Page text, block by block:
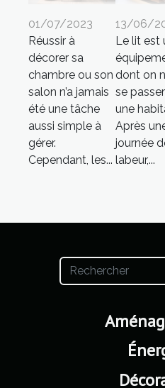
01/07/2023
Réussir à
décorer sa
chambre ou son
salon n’a jamais
été une tâche
aussi simple à
gérer.
Cependant, les...
13/06/
Le lit est
dont on
se
une
Après
journée
labeur,...